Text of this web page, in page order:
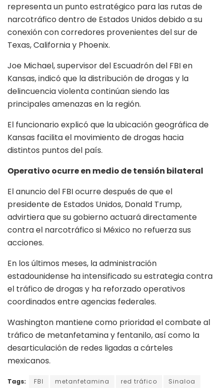
representa un punto estratégico para las rutas de
narcotráfico dentro de Estados Unidos debido a su
conexión con corredores provenientes del sur de
Texas, California y Phoenix.
Joe Michael, supervisor del Escuadrón del FBI en
Kansas, indicó que la distribución de drogas y la
delincuencia violenta continúan siendo las
principales amenazas en la región.
El funcionario explicó que la ubicación geográfica de
Kansas facilita el movimiento de drogas hacia
distintos puntos del país.
Operativo ocurre en medio de tensión bilateral
El anuncio del FBI ocurre después de que el
presidente de Estados Unidos, Donald Trump,
advirtiera que su gobierno actuará directamente
contra el narcotráfico si México no refuerza sus
acciones.
En los últimos meses, la administración
estadounidense ha intensificado su estrategia contra
el tráfico de drogas y ha reforzado operativos
coordinados entre agencias federales.
Washington mantiene como prioridad el combate al
tráfico de metanfetamina y fentanilo, así como la
desarticulación de redes ligadas a cárteles
mexicanos.
Tags: FBI metanfetamina red tráfico Sinaloa